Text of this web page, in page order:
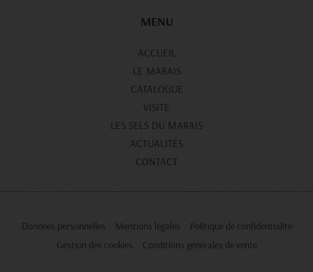
MENU
ACCUEIL
LE MARAIS
CATALOGUE
VISITE
LES SELS DU MARAIS
ACTUALITÉS
CONTACT
Données personnelles Mentions légales
Politique de confidentialité
Gestion des cookies
Conditions générales de vente